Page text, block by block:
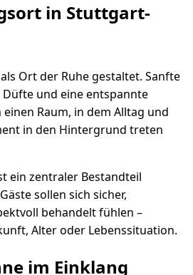
in Stuttgart-
Ort der Ruhe gestaltet. Sanfte
und eine entspannte
Raum, in dem Alltag und
in den Hintergrund treten
ein zentraler Bestandteil
sollen sich sicher,
behandelt fühlen –
Alter oder Lebenssituation.
im Einklang